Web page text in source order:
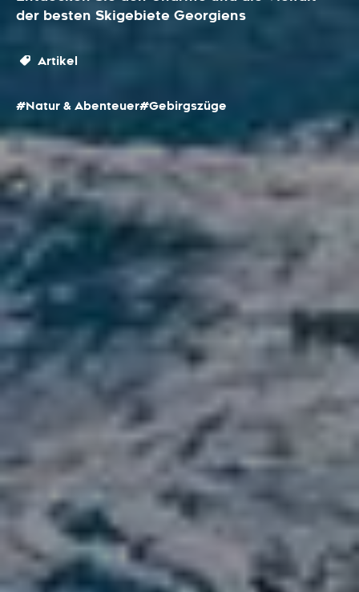
der besten Skigebiete Georgiens
Artikel
#Natur & Abenteuer#Gebirgszüge